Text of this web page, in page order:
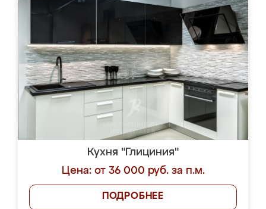
Кухня "Глициния"
Цена: от 36 000 руб. за п.м.
ПОДРОБНЕЕ